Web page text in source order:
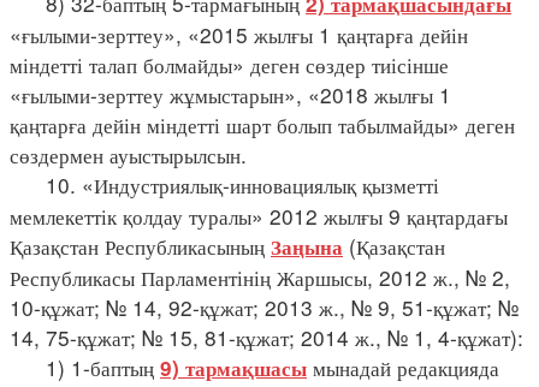
«ғылыми-зерттеу», «2015 жылғы 1 қаңтарға дейін
міндетті талап болмайды» деген сөздер тиісінше
«ғылыми-зерттеу жұмыстарын», «2018 жылғы 1
қаңтарға дейін міндетті шарт болып табылмайды» деген
сөздермен ауыстырылсын.
10. «Индустриялық-инновациялық қызметті
мемлекеттік қолдау туралы» 2012 жылғы 9 қаңтардағы
Қазақстан Республикасының Заңына (Қазақстан
Республикасы Парламентінің Жаршысы, 2012 ж., № 2,
10-құжат; № 14, 92-құжат; 2013 ж., № 9, 51-құжат; №
14, 75-құжат; № 15, 81-құжат; 2014 ж., № 1, 4-құжат):
1) 1-баптың 9) тармақшасы мынадай редакцияда